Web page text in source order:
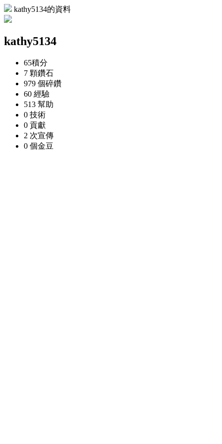
kathy5134的資料
kathy5134
65積分
7 顆鑽石
979 個碎鑽
60 經驗
513 幫助
0 技術
0 貢獻
2 次宣傳
0 個金豆